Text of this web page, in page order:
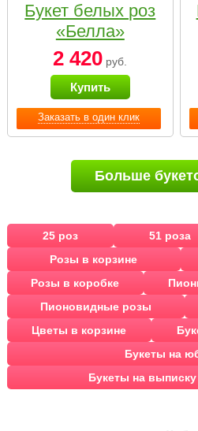
Заказать в один клик
Букет белых роз
«Белла»
2 420 руб.
Купить
Больше
25 роз 51 роза
Розы в корзине
Розы в коробке
Пионовидные розы
Цветы в корзине
Букеты на
Букеты на